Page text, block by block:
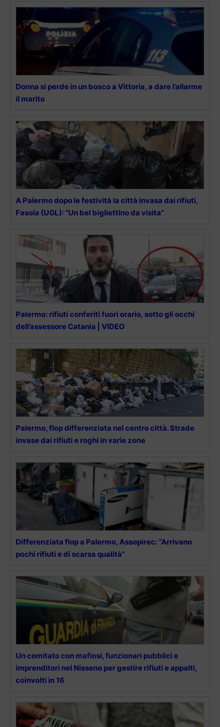
Donna si perde in un bosco a Vittoria, a dare l’allarme
il marito
A Palermo dopo le festività la città invasa dai rifiuti,
Fasola (UGL): “Un bel bigliettino da visita”
Palermo: rifiuti conferiti fuori orario, sotto gli occhi
dell’assessore Catania | VIDEO
Palermo, flop differenziata nel centro città. Strade
invase dai rifiuti e roghi in varie zone
Differenziata flop a Palermo, Assopirec: “Arrivano
pochi rifiuti e di scarsa qualità”
Un comitato con mafiosi, funzionari pubblici e
imprenditori nel Nisseno per gestire rifiuti e appalti,
coinvolti in 16